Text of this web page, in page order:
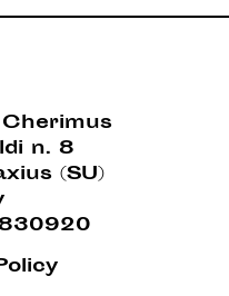
n. 8
(SU)